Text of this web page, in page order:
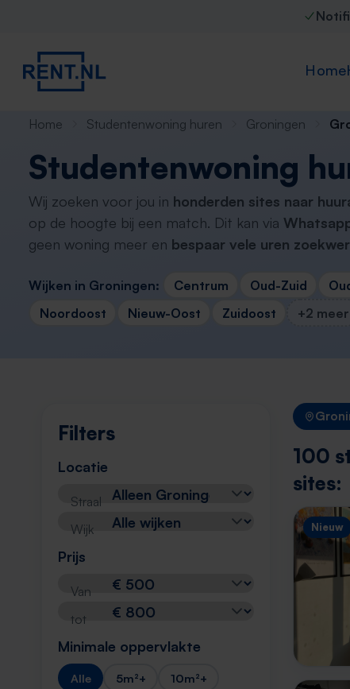
Home
Home Studentenwoning huren Groningen
Studentenwoning
Wij zoeken voor jou in honderden sites naar
op de hoogte bij een match. Dit kan via
geen woning meer en bespaar vele uren
Wijken in Groningen: Centrum Oud-Zuid
Noordoost
Nieuw-Oost Zuidoost +2 meer
Filters
Locatie
Straal
Wijk
Prijs
Van
tot
Minimale oppervlakte
Alle 5m²+
10m²+
100
sites:
Nieuw